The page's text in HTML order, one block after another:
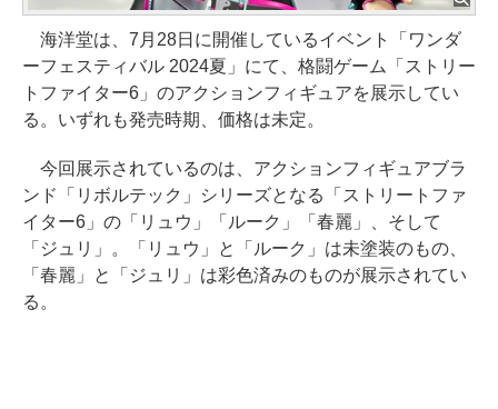
海洋堂は、7月28日に開催しているイベント「ワンダ
ーフェスティバル 2024夏」にて、格闘ゲーム「ストリー
トファイター6」のアクションフィギュアを展示してい
る。いずれも発売時期、価格は未定。
今回展示されているのは、アクションフィギュアブラ
ンド「リボルテック」シリーズとなる「ストリートファ
イター6」の「リュウ」「ルーク」「春麗」、そして
「ジュリ」。「リュウ」と「ルーク」は未塗装のもの、
「春麗」と「ジュリ」は彩色済みのものが展示されてい
る。